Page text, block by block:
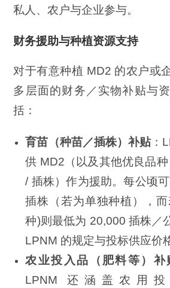
私人、农户与企业参与。
财务援助与种植资源支持
对于有意种植 MD2 的农户或
多层面的财务／实物补贴与
括：
育苗（种苗／插株）补贴：
供 MD2（以及其他优良品
/ 插株）作为援助。每公顷
插株（若为单独种植），
种)则最低为 20,000 插株／
LPNM 的规定与投标供应价
农业投入品（肥料等）补
LPNM 还涵盖农用投